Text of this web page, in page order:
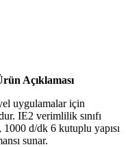
Açıklaması
uygulamalar için
IE2 verimlilik sınıfı
d/dk 6 kutuplu yapısı
sunar.